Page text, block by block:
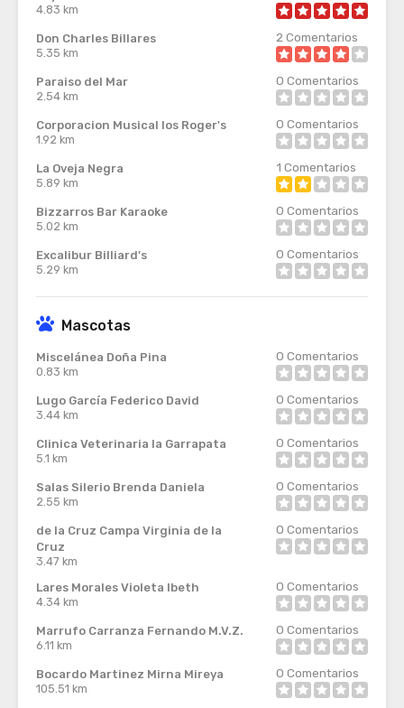
4.83 km
Don Charles Billares
5.35 km
2Comentarios
Paraiso del Mar
2.54 km
0 Comentarios
Corporacion Musical los Roger's
1.92 km
0 Comentarios
La Oveja Negra
5.89 km
1 Comentarios
Bizzarros Bar Karaoke
5.02 km
0 Comentarios
Excalibur Billiard's
5.29 km
0 Comentarios
Mascotas
Miscelánea Doña Pina
0.83 km
0 Comentarios
Lugo García Federico David
3.44 km
0 Comentarios
Clinica Veterinaria la Garrapata
5.1 km
0 Comentarios
Salas Silerio Brenda Daniela
2.55 km
0 Comentarios
de la Cruz Campa Virginia de la
Cruz
3.47 km
0 Comentarios
Lares Morales Violeta Ibeth
4.34 km
0 Comentarios
Marrufo Carranza Fernando M.V.Z.
6.11 km
0 Comentarios
Bocardo Martinez Mirna Mireya
105.51 km
0 Comentarios